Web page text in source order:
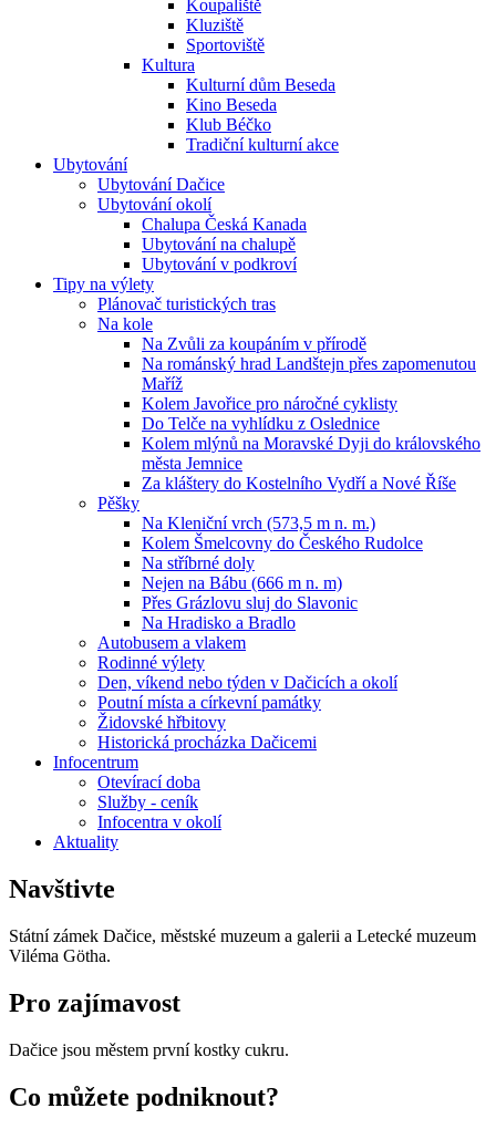
Koupaliště
Kluziště
Sportoviště
Kultura
Kulturní dům Beseda
Kino Beseda
Klub Béčko
Tradiční kulturní akce
Ubytování
Ubytování Dačice
Ubytování okolí
Chalupa Česká Kanada
Ubytování na chalupě
Ubytování v podkroví
Tipy na výlety
Plánovač turistických tras
Na kole
Na Zvůli za koupáním v přírodě
Na románský hrad Landštejn přes zapomenutou
Maříž
Kolem Javořice pro náročné cyklisty
Do Telče na vyhlídku z Oslednice
Kolem mlýnů na Moravské Dyji do královského
města Jemnice
Za kláštery do Kostelního Vydří a Nové Říše
Pěšky
Na Kleniční vrch (573,5 m n. m.)
Kolem Šmelcovny do Českého Rudolce
Na stříbrné doly
Nejen na Bábu (666 m n. m)
Přes Grázlovu sluj do Slavonic
Na Hradisko a Bradlo
Autobusem a vlakem
Rodinné výlety
Den, víkend nebo týden v Dačicích a okolí
Poutní místa a církevní památky
Židovské hřbitovy
Historická procházka Dačicemi
Infocentrum
Otevírací doba
Služby - ceník
Infocentra v okolí
Aktuality
Navštivte
Státní zámek Dačice, městské muzeum a galerii a Letecké muzeum
Viléma Götha.
Pro zajímavost
Dačice jsou městem první kostky cukru.
Co můžete podniknout?